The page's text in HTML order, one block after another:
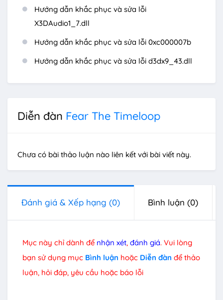
Hướng dẫn khắc phục và sửa lỗi
X3DAudio1_7.dll
Hướng dẫn khắc phục và sửa lỗi 0xc000007b
Hướng dẫn khắc phục và sửa lỗi d3dx9_43.dll
Diễn đàn Fear The Timeloop
Chưa có bài thảo luận nào liên kết với bài viết này.
Đánh giá & Xếp hạng (0) Bình luận (0)
Mục này chỉ dành để nhận xét, đánh giá. Vui lòng
bạn sử dụng mục Bình luận hoặc Diễn đàn để thảo
luận, hỏi đáp, yêu cầu hoặc báo lỗi